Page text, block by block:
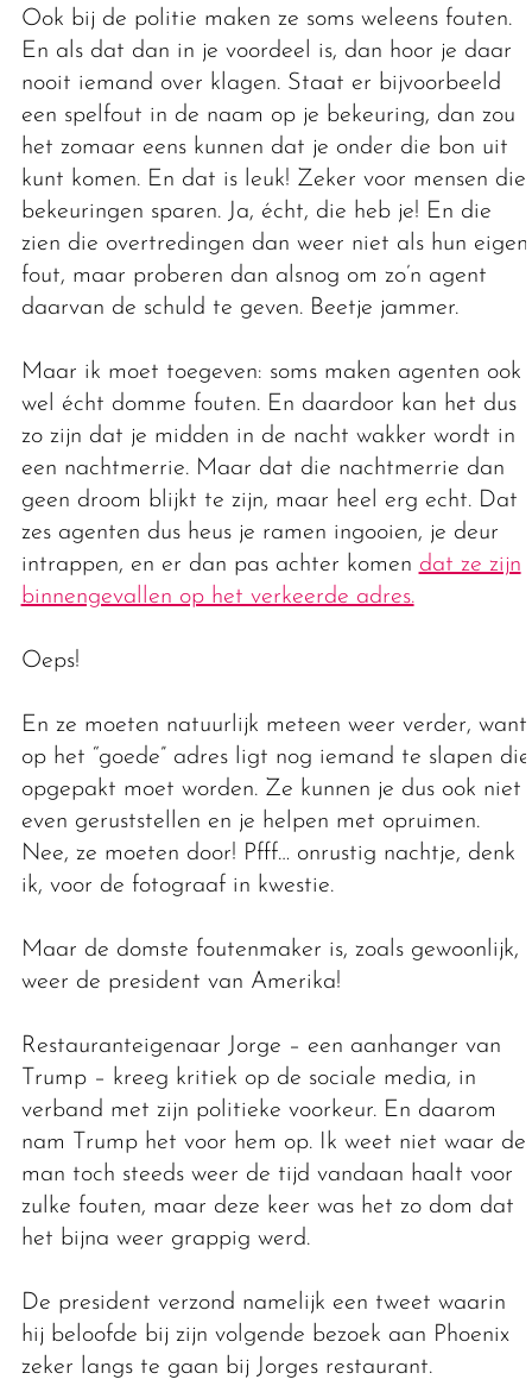
Ook bij de politie maken ze soms weleens fouten.
En als dat dan in je voordeel is, dan hoor je daar
nooit iemand over klagen. Staat er bijvoorbeeld
een spelfout in de naam op je bekeuring, dan zou
het zomaar eens kunnen dat je onder die bon uit
kunt komen. En dat is leuk! Zeker voor mensen die
bekeuringen sparen. Ja, écht, die heb je! En die
zien die overtredingen dan weer niet als hun eigen
fout, maar proberen dan alsnog om zo’n agent
daarvan de schuld te geven. Beetje jammer.
Maar ik moet toegeven: soms maken agenten ook
wel écht domme fouten. En daardoor kan het dus
zo zijn dat je midden in de nacht wakker wordt in
een nachtmerrie. Maar dat die nachtmerrie dan
geen droom blijkt te zijn, maar heel erg echt. Dat
zes agenten dus heus je ramen ingooien, je deur
intrappen, en er dan pas achter komen dat ze zijn
binnengevallen op het verkeerde adres.
Oeps!
En ze moeten natuurlijk meteen weer verder, want
op het “goede” adres ligt nog iemand te slapen die
opgepakt moet worden. Ze kunnen je dus ook niet
even geruststellen en je helpen met opruimen.
Nee, ze moeten door! Pfff… onrustig nachtje, denk
ik, voor de fotograaf in kwestie.
Maar de domste foutenmaker is, zoals gewoonlijk,
weer de president van Amerika!
Restauranteigenaar Jorge – een aanhanger van
Trump – kreeg kritiek op de sociale media, in
verband met zijn politieke voorkeur. En daarom
nam Trump het voor hem op. Ik weet niet waar de
man toch steeds weer de tijd vandaan haalt voor
zulke fouten, maar deze keer was het zo dom dat
het bijna weer grappig werd.
De president verzond namelijk een tweet waarin
hij beloofde bij zijn volgende bezoek aan Phoenix
zeker langs te gaan bij Jorges restaurant.